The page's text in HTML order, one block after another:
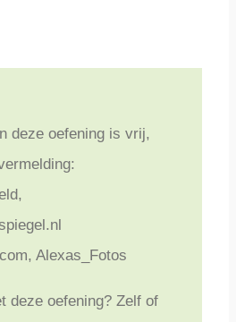
deze oefening is vrij,
Alexas_Fotos
deze oefening? Zelf of